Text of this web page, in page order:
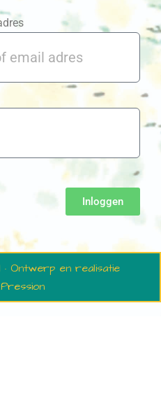
Inloggen
Ontwerp en realisatie